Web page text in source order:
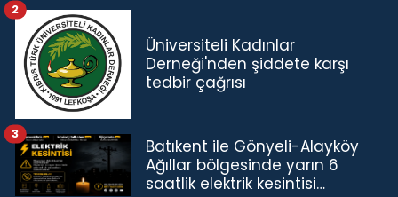
Üniversiteli Kadınlar
Derneği'nden şiddete karşı
tedbir çağrısı
2
Batıkent ile Gönyeli-Alayköy
Ağıllar bölgesinde yarın 6
saatlik elektrik kesintisi…
3